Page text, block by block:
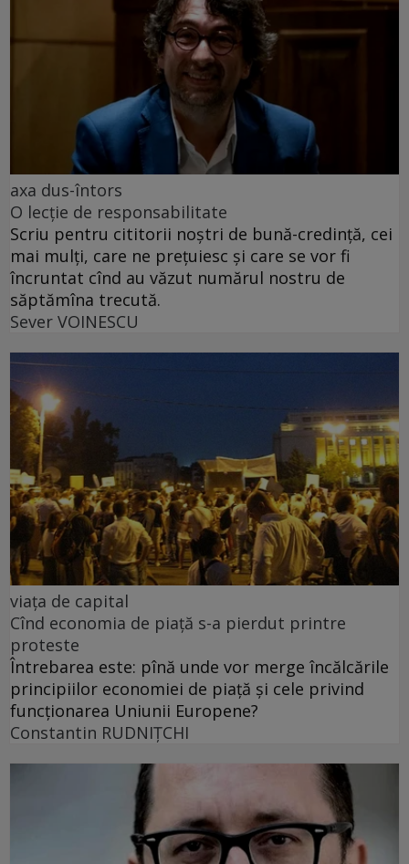
axa dus-întors
O lecție de responsabilitate
Scriu pentru cititorii noștri de bună-credință, cei
mai mulți, care ne prețuiesc și care se vor fi
încruntat cînd au văzut numărul nostru de
săptămîna trecută.
Sever VOINESCU
viața de capital
Cînd economia de piață s-a pierdut printre
proteste
Întrebarea este: pînă unde vor merge încălcările
principiilor economiei de piață și cele privind
funcționarea Uniunii Europene?
Constantin RUDNIŢCHI